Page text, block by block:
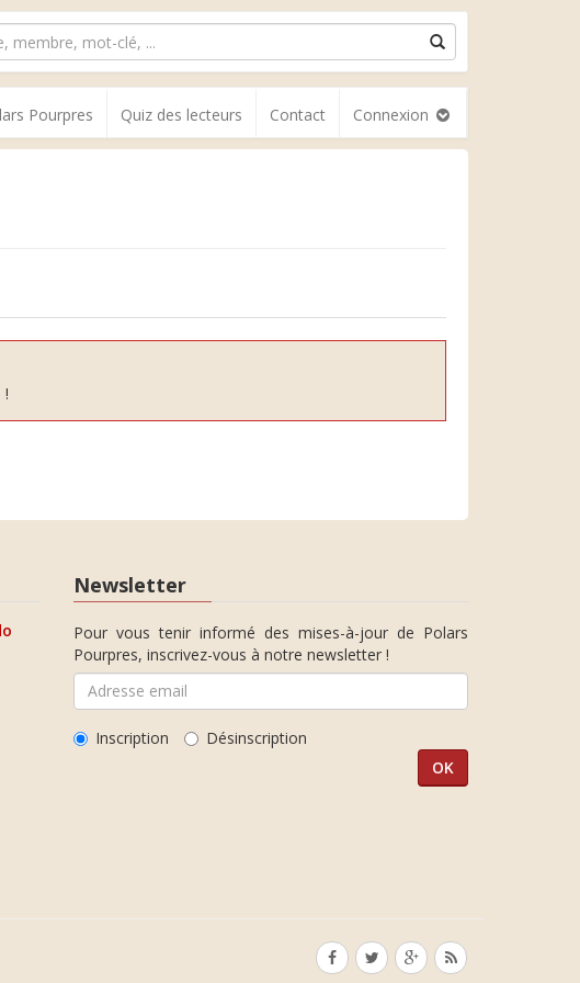
Pourpres Quiz des lecteurs Contact Connexion
!
Newsletter
Pour vous tenir informé des mises-à-jour de Polars
Pourpres, inscrivez-vous à notre newsletter !
Inscription Désinscription